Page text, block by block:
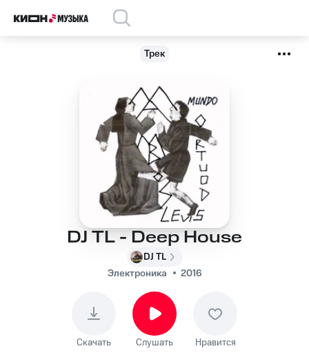
Трек
DJ TL - Deep House
DJ TL
Электроника
2016
Скачать Слушать Нравится